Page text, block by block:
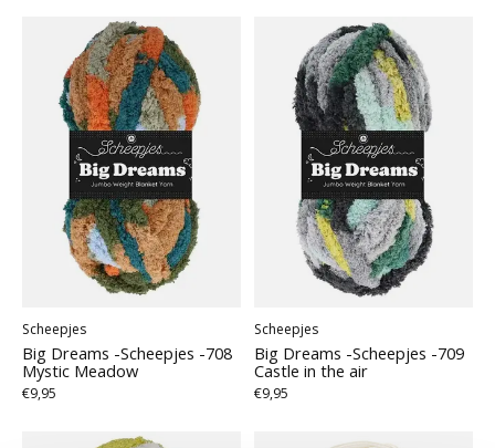
Scheepjes
Big Dreams -Scheepjes -708
Mystic Meadow
€9,95
Scheepjes
Big Dreams -Scheepjes -709
Castle in the air
€9,95